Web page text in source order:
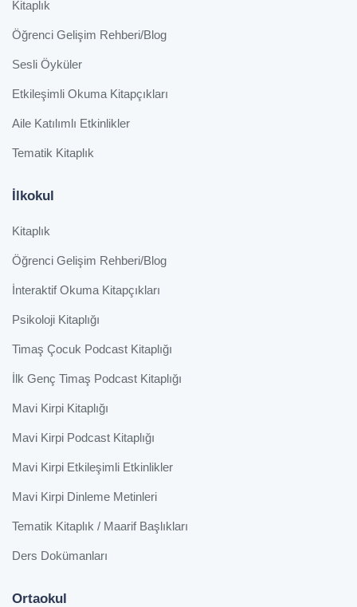
Kitaplık
Öğrenci Gelişim Rehberi/Blog
Sesli Öyküler
Etkileşimli Okuma Kitapçıkları
Aile Katılımlı Etkinlikler
Tematik Kitaplık
İlkokul
Kitaplık
Öğrenci Gelişim Rehberi/Blog
İnteraktif Okuma Kitapçıkları
Psikoloji Kitaplığı
Timaş Çocuk Podcast Kitaplığı
İlk Genç Timaş Podcast Kitaplığı
Mavi Kirpi Kitaplığı
Mavi Kirpi Podcast Kitaplığı
Mavi Kirpi Etkileşimli Etkinlikler
Mavi Kirpi Dinleme Metinleri
Tematik Kitaplık / Maarif Başlıkları
Ders Dokümanları
Ortaokul